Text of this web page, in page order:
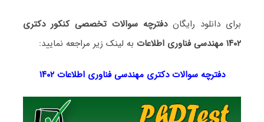
برای دانلود رایگاندفترچه سوالات تخصصی کنکور دکتری
۱۴۰۲ مهندسی فناوری اطلاعات
به لینک زیر مراجعه نمایید:
دفترچه سوالات دکتریمهندسی فناوری اطلاعات ۱۴۰۲